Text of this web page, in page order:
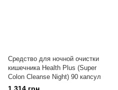
Средство для ночной очистки
кишечника Health Plus (Super
Colon Cleanse Night) 90 капсул